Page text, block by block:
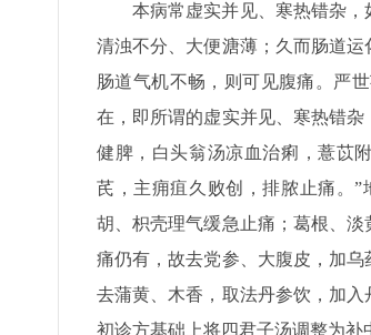
本病常虚实并见、寒热错杂，
清浊不分、大便溏薄；久而肠道
肠道气机不畅，则可见腹痛。严
在，即所谓的虚实并见、寒热错
健脾，白头翁汤凉血治痢，薏苡
芪，主痈疽久败创，排脓止痛。
胡、枳壳理气缓急止痛；葛根、
痛仍有，故去党参、大腹皮，加
去蒲黄、木香，取法丹参饮，加
初诊方基础上将四君子汤调整为补